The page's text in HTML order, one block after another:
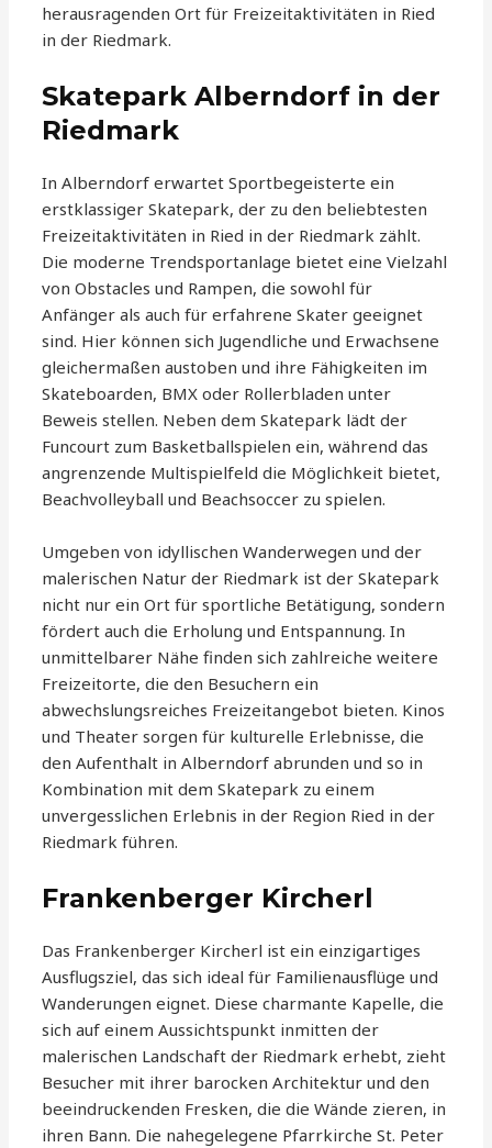
herausragenden Ort für Freizeitaktivitäten in Ried
in der Riedmark.
Skatepark Alberndorf in der
Riedmark
In Alberndorf erwartet Sportbegeisterte ein
erstklassiger Skatepark, der zu den beliebtesten
Freizeitaktivitäten in Ried in der Riedmark zählt.
Die moderne Trendsportanlage bietet eine Vielzahl
von Obstacles und Rampen, die sowohl für
Anfänger als auch für erfahrene Skater geeignet
sind. Hier können sich Jugendliche und Erwachsene
gleichermaßen austoben und ihre Fähigkeiten im
Skateboarden, BMX oder Rollerbladen unter
Beweis stellen. Neben dem Skatepark lädt der
Funcourt zum Basketballspielen ein, während das
angrenzende Multispielfeld die Möglichkeit bietet,
Beachvolleyball und Beachsoccer zu spielen.
Umgeben von idyllischen Wanderwegen und der
malerischen Natur der Riedmark ist der Skatepark
nicht nur ein Ort für sportliche Betätigung, sondern
fördert auch die Erholung und Entspannung. In
unmittelbarer Nähe finden sich zahlreiche weitere
Freizeitorte, die den Besuchern ein
abwechslungsreiches Freizeitangebot bieten. Kinos
und Theater sorgen für kulturelle Erlebnisse, die
den Aufenthalt in Alberndorf abrunden und so in
Kombination mit dem Skatepark zu einem
unvergesslichen Erlebnis in der Region Ried in der
Riedmark führen.
Frankenberger Kircherl
Das Frankenberger Kircherl ist ein einzigartiges
Ausflugsziel, das sich ideal für Familienausflüge und
Wanderungen eignet. Diese charmante Kapelle, die
sich auf einem Aussichtspunkt inmitten der
malerischen Landschaft der Riedmark erhebt, zieht
Besucher mit ihrer barocken Architektur und den
beeindruckenden Fresken, die die Wände zieren, in
ihren Bann. Die nahegelegene Pfarrkirche St. Peter